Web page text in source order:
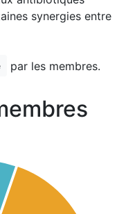
synergies entre
par les membres.